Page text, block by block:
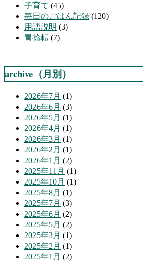
子育て (45)
毎日のごはん記録 (120)
用語説明 (3)
胃捻転 (7)
archive（月別）
2026年7月 (1)
2026年6月 (3)
2026年5月 (1)
2026年4月 (1)
2026年3月 (1)
2026年2月 (1)
2026年1月 (2)
2025年11月 (1)
2025年10月 (1)
2025年8月 (1)
2025年7月 (3)
2025年6月 (2)
2025年5月 (2)
2025年3月 (1)
2025年2月 (1)
2025年1月 (2)